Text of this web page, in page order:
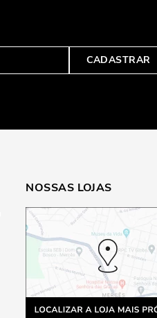
CADASTRAR
NOSSAS LOJAS